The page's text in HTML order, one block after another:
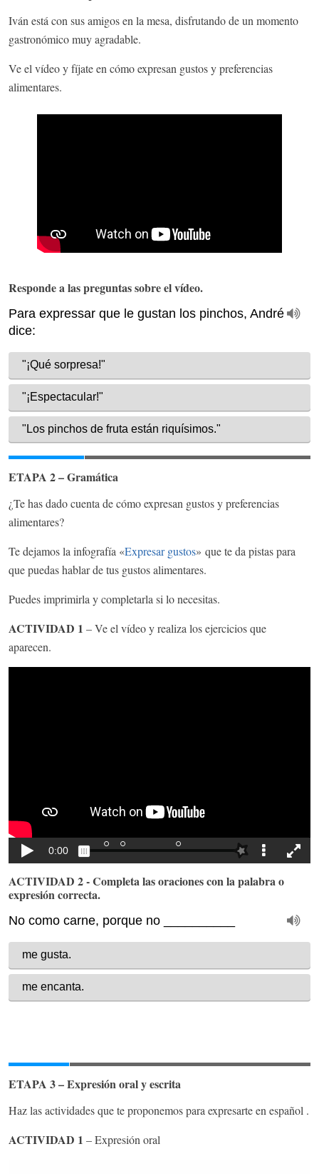
Iván está con sus amigos en la mesa, disfrutando de un momento
gastronómico muy agradable.
Ve el vídeo y fíjate en cómo expresan gustos y preferencias
alimentares.
Responde a las preguntas sobre el vídeo.
ETAPA 2 – Gramática
¿Te has dado cuenta de cómo expresan gustos y preferencias
alimentares?
Te dejamos la infografía «Expresar gustos» que te da pistas para
que puedas hablar de tus gustos alimentares.
Puedes imprimirla y completarla si lo necesitas.
ACTIVIDAD 1 – Ve el vídeo y realiza los ejercicios que
aparecen.
ACTIVIDAD 2 - Completa las oraciones con la palabra o
expresión correcta.
ETAPA 3 – Expresión oral y escrita
Haz las actividades que te proponemos para expresarte en español .
ACTIVIDAD 1 – Expresión oral